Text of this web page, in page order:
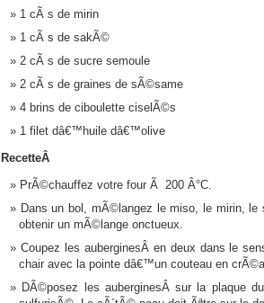
1 cÃ s de mirin
1 cÃ s de sakÃ©
2 cÃ s de sucre semoule
2 cÃ s de graines de sÃ©same
4 brins de ciboulette ciselÃ©s
1 filet dâ€™huile dâ€™olive
RecetteÂ
PrÃ©chauffez votre four Ã 200 Â°C.
Dans un bol, mÃ©langez le miso, le mirin,
obtenir un mÃ©lange onctueux.
Coupez les auberginesÂ en deux dans le
chair avec la pointe dâ€™un couteau en
DÃ©posez les auberginesÂ sur la plaque